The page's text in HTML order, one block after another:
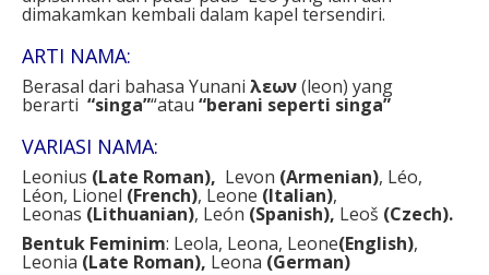
dimakamkan kembali dalam kapel tersendiri.
ARTI NAMA:
Berasal dari bahasa Yunani λεων(leon) yang
berarti “singa”“atau “berani seperti singa”
VARIASI NAMA:
Leonius (Late Roman), Levon (Armenian), Léo,
Léon, Lionel (French), Leone (Italian),
Leonas (Lithuanian), León (Spanish), Leoš (Czech).
Bentuk Feminim: Leola, Leona, Leone(English),
Leonia (Late Roman), Leona (German)